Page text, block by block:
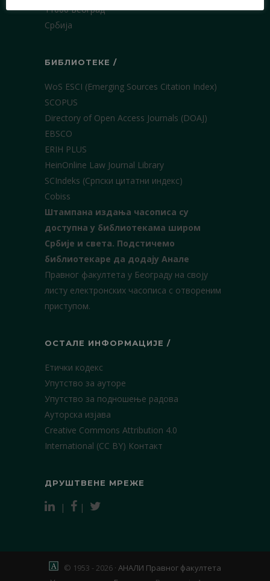
11000 Београд
Србија
БИБЛИОТЕКЕ /
WoS ESCI (Emerging Sources Citation Index)
SCOPUS
Directory of Open Access Journals (DOAJ)
EBSCO
ERIH PLUS
HeinOnline Law Journal Library
SCIndeks (Српски цитатни индекс)
Cobiss
Штампана издања часописа су
доступна у библиотекама широм
Србије и света. Подстичемо
библиотекаре да додају Анале
Правног факултета у Београду на своју
листу електронских часописа с отвореним
приступом.
ОСТАЛЕ ИНФОРМАЦИЈЕ /
Етички кодекс
Упутство за ауторе
Упутство за подношење радова
Ауторска изјава
Creative Commons Attribution 4.0
International (CC BY) Контакт
ДРУШТВЕНЕ МРЕЖЕ
| |
© 1953 - 2026 · АНАЛИ Правног факултета